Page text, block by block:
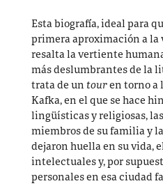
Esta biografía, ideal para
primera aproximación a la
resalta la vertiente
más deslumbrantes de la
trata de un touren torno a
Kafka, en el que se hace
lingüísticas y religiosas,
miembros de su familia y
dejaron huella en su vida,
intelectuales y, por
personales en esa ciudad